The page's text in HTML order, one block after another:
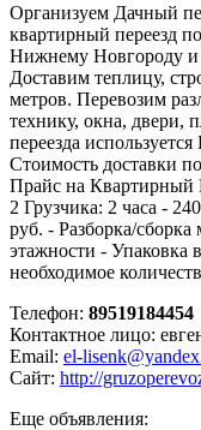
Организуем Дачный
квартирный переезд по
Нижнему Новгороду и
Доставим теплицу,
метров. Перевозим
технику, окна, двери,
переезда
Стоимость доставки
Прайс на Квартирный
2 Грузчика: 2 часа -
руб. - Разборка/сборка
этажности - Упаковка
необходимое
Телефон: 89519184454
Контактное лицо:
Email: el-
Сайт: http://
Еще объявления: